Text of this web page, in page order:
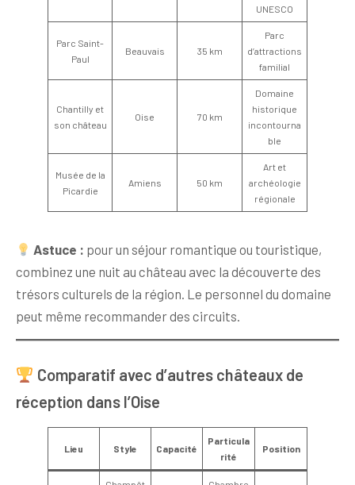
UNESCO
Parc Saint-
Paul
Beauvais 35 km
Parc
d’attractions
familial
Chantilly et
son château
Oise 70 km
Domaine
historique
incontourna
ble
Musée de la
Picardie
Amiens 50 km
Art et
archéologie
régionale
Astuce : pour un séjour romantique ou touristique,
combinez une nuit au château avec la découverte des
trésors culturels de la région. Le personnel du domaine
peut même recommander des circuits.
Comparatif avec d’autres châteaux de
réception dans l’Oise
Lieu Style Capacité
Particula
rité
Position